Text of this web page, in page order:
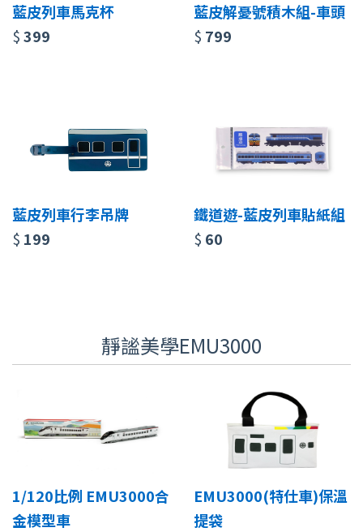
藍皮列車馬克杯
$399
藍皮解憂號積木組-車頭
$ 799
藍皮列車行李吊牌
$ 199
鐵道遊-藍皮列車貼紙組
$ 60
靜謐美學EMU3000
1/120比例 EMU3000合
金模型車
EMU3000(特仕車)保溫
提袋